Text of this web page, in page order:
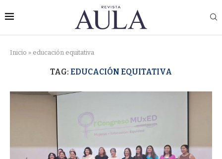
Inicio » educación equitativa
TAG: EDUCACIÓN EQUITATIVA